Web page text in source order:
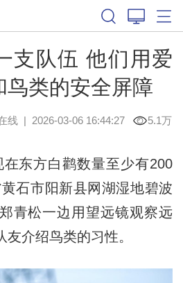
支队伍 他们用爱
鸟类的安全屏障
线| 2026-03-06 16:44:27 5.1万
东方白鹳数量至少有200
石市阳新县网湖湿地碧波
青松一边用望远镜观察远
介绍鸟类的习性。